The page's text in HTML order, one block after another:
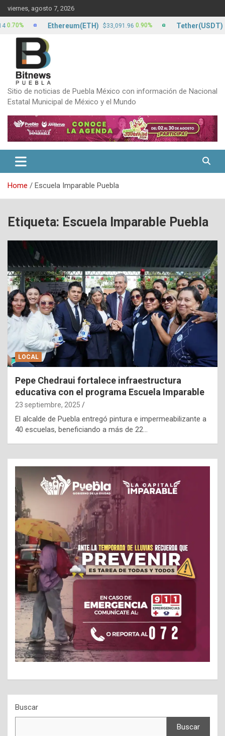
Skip
to
content
viernes, agosto 7, 2026
Sitio de noticias de Puebla México con información de Nacional
Estatal Municipal de México y el Mundo
Home Escuela Imparable Puebla
Etiqueta: Escuela Imparable Puebla
LOCAL
Pepe Chedraui fortalece infraestructura
educativa con el programa Escuela Imparable
23 septiembre, 2025
El alcalde de Puebla entregó pintura e impermeabilizante a
40 escuelas, beneficiando a más de 22…
Buscar
Buscar
Ethereum(ETH) $33,091.96 0.90% Tether(USDT)